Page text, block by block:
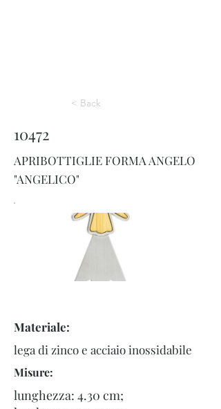
< Back
10472
APRIBOTTIGLIE FORMA ANGELO
"ANGELICO"
Materiale:
lega di zinco e acciaio inossidabile
Misure:
lunghezza: 4.30 cm;